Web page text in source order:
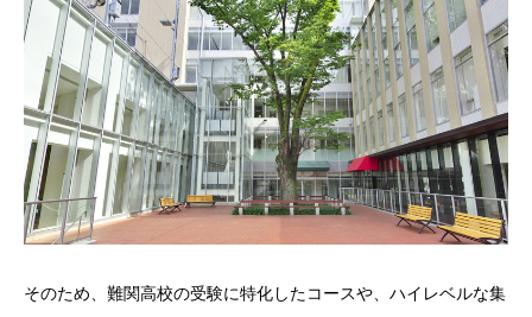
そのため、難関高校の受験に特化したコースや、ハイレベルな集